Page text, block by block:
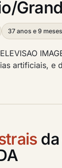
37 anos e 9
artificiais, e